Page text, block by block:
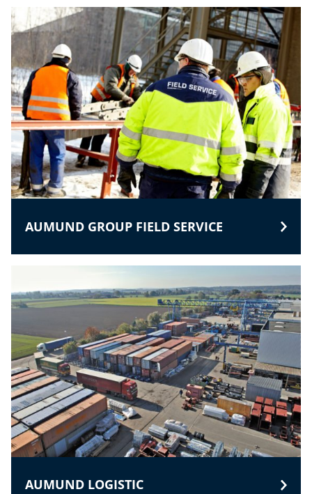
AUMUND GROUP FIELD SERVICE
AUMUND LOGISTIC